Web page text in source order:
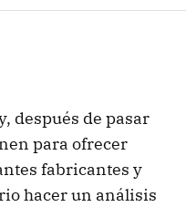
después de pasar
para ofrecer
fabricantes y
hacer un análisis